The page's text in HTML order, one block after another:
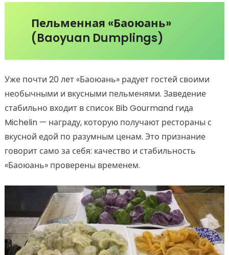
Пельменная «Баоюань»
(Baoyuan Dumplings)
Уже почти 20 лет «Баоюань» радует гостей своими
необычными и вкусными пельменями. Заведение
стабильно входит в список Bib Gourmand гида
Michelin — награду, которую получают рестораны с
вкусной едой по разумным ценам. Это признание
говорит само за себя: качество и стабильность
«Баоюань» проверены временем.